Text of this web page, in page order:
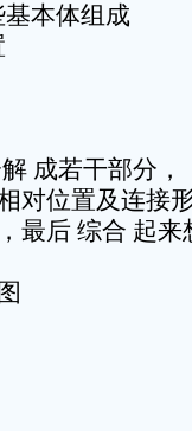
本体组成
成若干部分，
对位置及连接
最后 综合 起来